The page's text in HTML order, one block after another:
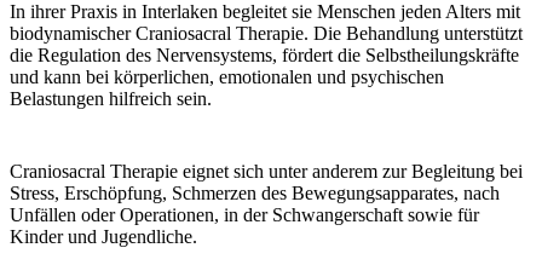
In ihrer Praxis in Interlaken begleitet sie Menschen jeden Alters mit
biodynamischer Craniosacral Therapie. Die Behandlung unterstützt
die Regulation des Nervensystems, fördert die Selbstheilungskräfte
und kann bei körperlichen, emotionalen und psychischen
Belastungen hilfreich sein.
Craniosacral Therapie eignet sich unter anderem zur Begleitung bei
Stress, Erschöpfung, Schmerzen des Bewegungsapparates, nach
Unfällen oder Operationen, in der Schwangerschaft sowie für
Kinder und Jugendliche.